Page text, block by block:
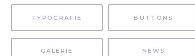
TYPOGRAFIE BUTTONS
GALERIE NEWS